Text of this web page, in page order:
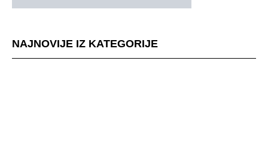
NAJNOVIJE IZ KATEGORIJE